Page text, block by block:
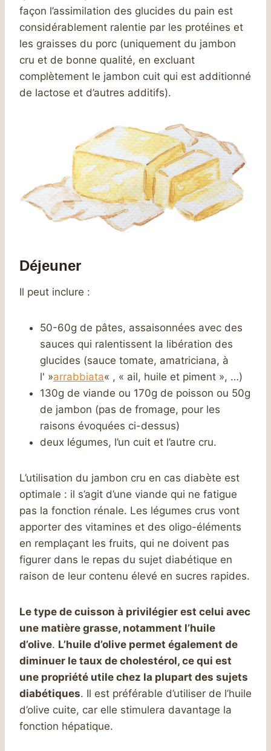
façon l’assimilation des glucides du pain est
considérablement ralentie par les protéines et
les graisses du porc (uniquement du jambon
cru et de bonne qualité, en excluant
complètement le jambon cuit qui est additionné
de lactose et d’autres additifs).
Déjeuner
Il peut inclure :
50-60g de pâtes, assaisonnées avec des
sauces qui ralentissent la libération des
glucides (sauce tomate, amatriciana, à
l' »arrabbiata« , « ail, huile et piment », …)
130g de viande ou 170g de poisson ou 50g
de jambon (pas de fromage, pour les
raisons évoquées ci-dessus)
deux légumes, l’un cuit et l’autre cru.
L’utilisation du jambon cru en cas diabète est
optimale : il s’agit d’une viande qui ne fatigue
pas la fonction rénale. Les légumes crus vont
apporter des vitamines et des oligo-éléments
en remplaçant les fruits, qui ne doivent pas
figurer dans le repas du sujet diabétique en
raison de leur contenu élevé en sucres rapides.
Le type de cuisson à privilégier est celui avec
une matière grasse, notamment l’huile
d’olive. L’huile d’olive permet également de
diminuer le taux de cholestérol, ce qui est
une propriété utile chez la plupart des sujets
diabétiques. Il est préférable d’utiliser de l’huile
d’olive cuite, car elle stimulera davantage la
fonction hépatique.